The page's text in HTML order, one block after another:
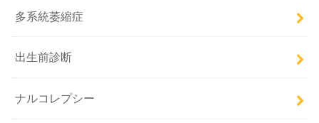
多系統萎縮症
出生前診断
ナルコレプシー